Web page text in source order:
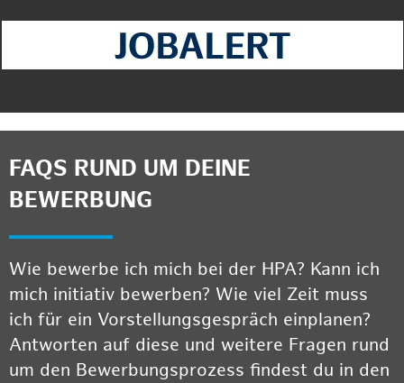
FAQS RUND UM DEINE
BEWERBUNG
Wie bewerbe ich mich bei der HPA? Kann ich
mich initiativ bewerben? Wie viel Zeit muss
ich für ein Vorstellungsgespräch einplanen?
Antworten auf diese und weitere Fragen rund
um den Bewerbungsprozess findest du in den